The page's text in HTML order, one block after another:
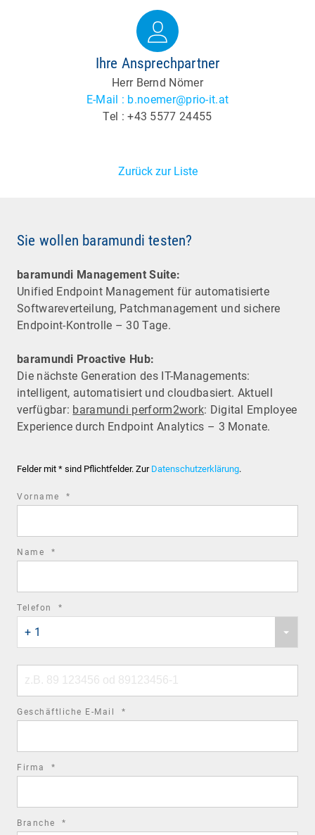
Ihre Ansprechpartner
Herr Bernd Nömer
E-Mail : b.noemer@prio-it.at
Tel : +43 5577 24455
Zurück zur Liste
Sie wollen baramundi testen?
baramundi Management Suite:
Unified Endpoint Management für automatisierte
Software­verteilung, Patchmanagement und sichere
Endpoint-Kontrolle – 30 Tage.
baramundi Proactive Hub:
Die nächste Generation des IT-Managements:
intelligent, automatisiert und cloudbasiert. Aktuell
verfügbar: baramundi perform2work: Digital Employee
Experience durch Endpoint Analytics – 3 Monate.
Felder mit * sind Pflichtfelder. Zur Datenschutzerklärung.
Vorname *
Name *
Telefon *
country
code
+ 1
number
Geschäftliche E-Mail *
Firma *
Branche *